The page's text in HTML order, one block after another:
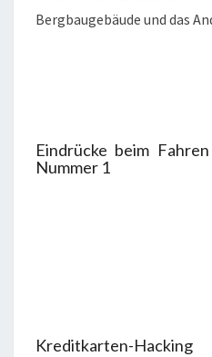
Bergbaugebäude und das
Eindrücke beim
Nummer 1
Kreditkarten-Hacking